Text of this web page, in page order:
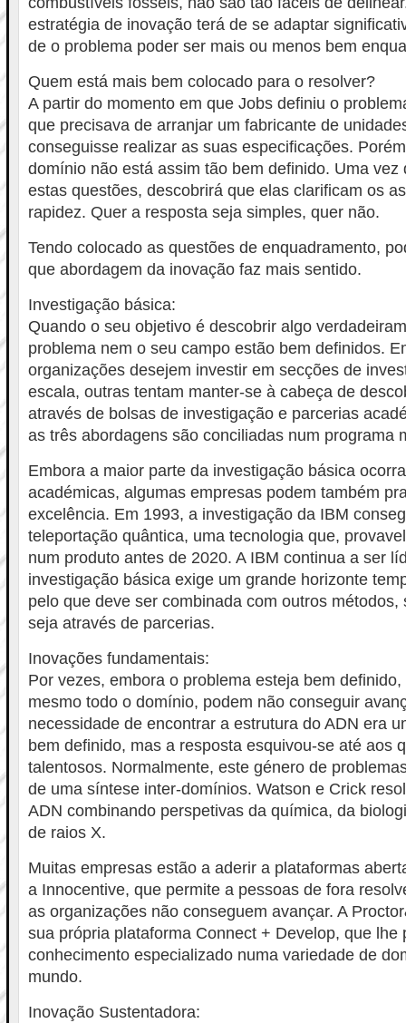
estratégia de inovação terá de se adaptar
de o problema poder ser mais ou menos bem
Quem está mais bem colocado para o resolver?
A partir do momento em que Jobs definiu o
que precisava de arranjar um fabricante de
conseguisse realizar as suas especificações.
domínio não está assim tão bem definido. Uma vez
estas questões, descobrirá que elas clarificam os
rapidez. Quer a resposta seja simples, quer não.
Tendo colocado as questões de enquadramento,
que abordagem da inovação faz mais sentido.
Investigação básica:
Quando o seu objetivo é descobrir algo
problema nem o seu campo estão bem definidos.
organizações desejem investir em secções de
escala, outras tentam manter-se à cabeça de
através de bolsas de investigação e parcerias
as três abordagens são conciliadas num programa
Embora a maior parte da investigação básica
académicas, algumas empresas podem também
excelência. Em 1993, a investigação da IBM
teleportação quântica, uma tecnologia que,
num produto antes de 2020. A IBM continua a ser
investigação básica exige um grande horizonte
pelo que deve ser combinada com outros métodos,
seja através de parcerias.
Inovações fundamentais:
Por vezes, embora o problema esteja bem
mesmo todo o domínio, podem não conseguir
necessidade de encontrar a estrutura do ADN era
bem definido, mas a resposta esquivou-se até aos
talentosos. Normalmente, este género de
de uma síntese inter-domínios. Watson e Crick
ADN combinando perspetivas da química, da
de raios X.
Muitas empresas estão a aderir a plataformas
a Innocentive, que permite a pessoas de fora
as organizações não conseguem avançar. A
sua própria plataforma Connect + Develop, que lhe
conhecimento especializado numa variedade de
mundo.
Inovação Sustentadora: